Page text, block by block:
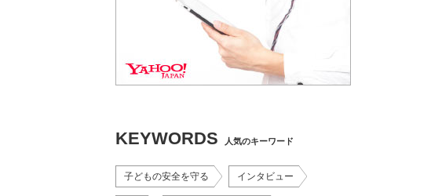
KEYWORDS 人気のキーワード
子どもの安全を守る インタビュー